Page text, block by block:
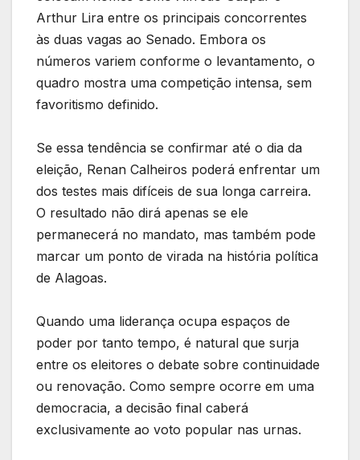
Arthur Lira entre os principais concorrentes
às duas vagas ao Senado. Embora os
números variem conforme o levantamento, o
quadro mostra uma competição intensa, sem
favoritismo definido.
Se essa tendência se confirmar até o dia da
eleição, Renan Calheiros poderá enfrentar um
dos testes mais difíceis de sua longa carreira.
O resultado não dirá apenas se ele
permanecerá no mandato, mas também pode
marcar um ponto de virada na história política
de Alagoas.
Quando uma liderança ocupa espaços de
poder por tanto tempo, é natural que surja
entre os eleitores o debate sobre continuidade
ou renovação. Como sempre ocorre em uma
democracia, a decisão final caberá
exclusivamente ao voto popular nas urnas.